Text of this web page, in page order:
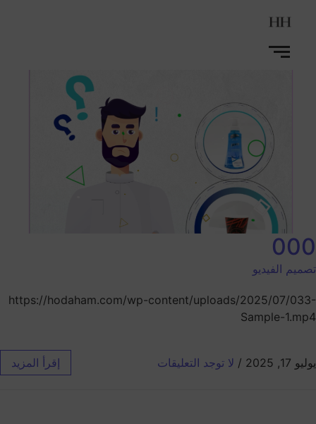
000
تصميم الفيديو
https://hodaham.com/wp-content/uploads/2025/07/033-
Sample-1.mp4
يوليو 17, 2025 / لا توجد التعليقات إقرأ المزيد